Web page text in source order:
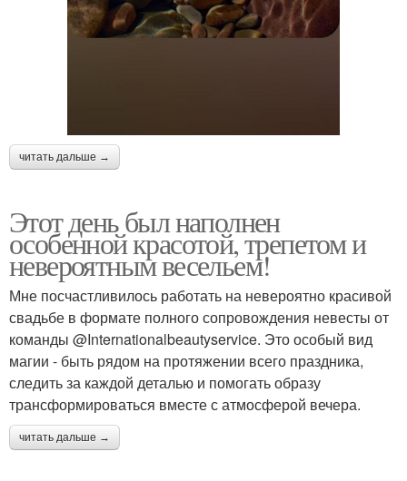
читать дальше →
Этот день был наполнен
особенной красотой, трепетом и
невероятным весельем!
Мне посчастливилось работать на невероятно красивой
свадьбе в формате полного сопровождения невесты от
команды @Internationalbeautyservice. Это особый вид
магии - быть рядом на протяжении всего праздника,
следить за каждой деталью и помогать образу
трансформироваться вместе с атмосферой вечера.
читать дальше →